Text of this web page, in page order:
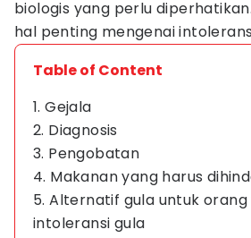
biologis yang perlu
hal penting mengenai
Table of Content
1. Gejala
2. Diagnosis
3. Pengobatan
4. Makanan yang harus
5. Alternatif gula untuk
intoleransi gula